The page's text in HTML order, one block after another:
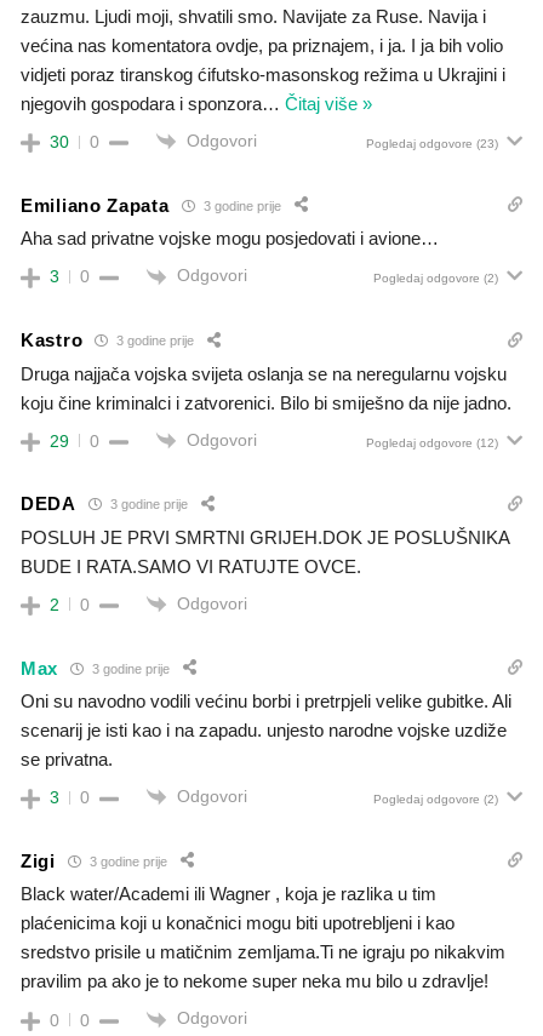
zauzmu. Ljudi moji, shvatili smo. Navijate za Ruse. Navija i
većina nas komentatora ovdje, pa priznajem, i ja. I ja bih volio
vidjeti poraz tiranskog ćifutsko-masonskog režima u Ukrajini i
njegovih gospodara i sponzora… Čitaj više »
30 0 Odgovori Pogledaj odgovore (23)
Emiliano Zapata 3 godine prije
Aha sad privatne vojske mogu posjedovati i avione…
3 0 Odgovori Pogledaj odgovore (2)
Kastro 3 godine prije
Druga najjača vojska svijeta oslanja se na neregularnu vojsku
koju čine kriminalci i zatvorenici. Bilo bi smiješno da nije jadno.
29 0 Odgovori Pogledaj odgovore (12)
DEDA 3 godine prije
POSLUH JE PRVI SMRTNI GRIJEH.DOK JE POSLUŠNIKA
BUDE I RATA.SAMO VI RATUJTE OVCE.
2 0 Odgovori
Max 3 godine prije
Oni su navodno vodili većinu borbi i pretrpjeli velike gubitke. Ali
scenarij je isti kao i na zapadu. unjesto narodne vojske uzdiže
se privatna.
3 0 Odgovori Pogledaj odgovore (2)
Zigi 3 godine prije
Black water/Academi ili Wagner , koja je razlika u tim
plaćenicima koji u konačnici mogu biti upotrebljeni i kao
sredstvo prisile u matičnim zemljama.Ti ne igraju po nikakvim
pravilim pa ako je to nekome super neka mu bilo u zdravlje!
0 0 Odgovori